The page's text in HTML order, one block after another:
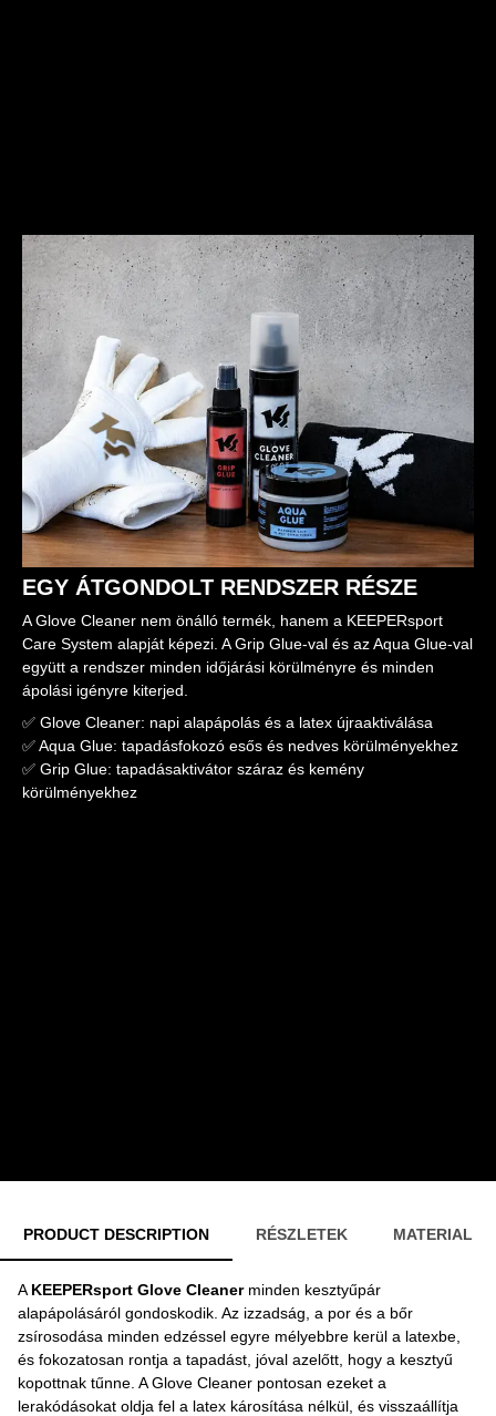
EGY ÁTGONDOLT RENDSZER RÉSZE
A Glove Cleaner nem önálló termék, hanem a KEEPERsport
Care System alapját képezi. A Grip Glue-val és az Aqua Glue-val
együtt a rendszer minden időjárási körülményre és minden
ápolási igényre kiterjed.
✅ Glove Cleaner: napi alapápolás és a latex újraaktiválása
✅ Aqua Glue: tapadásfokozó esős és nedves körülményekhez
✅ Grip Glue: tapadásaktivátor száraz és kemény
körülményekhez
PRODUCT DESCRIPTION RÉSZLETEK MATERIAL
A KEEPERsport Glove Cleanerminden kesztyűpár
alapápolásáról gondoskodik. Az izzadság, a por és a bőr
zsírosodása minden edzéssel egyre mélyebbre kerül a latexbe,
és fokozatosan rontja a tapadást, jóval azelőtt, hogy a kesztyű
kopottnak tűnne. A Glove Cleaner pontosan ezeket a
lerakódásokat oldja fel a latex károsítása nélkül, és visszaállítja